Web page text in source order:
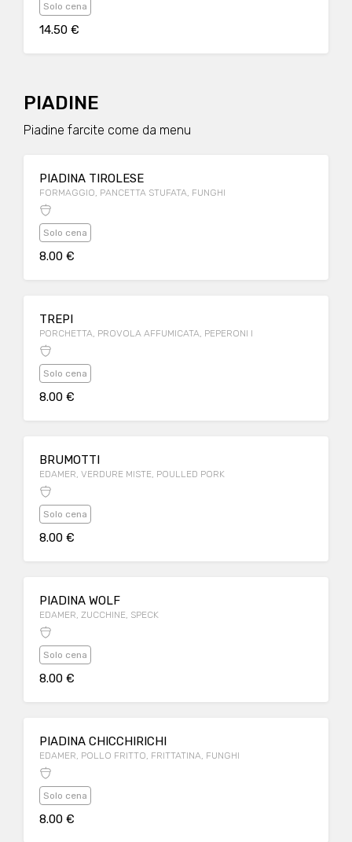
Solo cena
14.50 €
PIADINE
Piadine farcite come da menu
PIADINA TIROLESE
FORMAGGIO, PANCETTA STUFATA, FUNGHI
Solo cena
8.00 €
TREPI
PORCHETTA, PROVOLA AFFUMICATA, PEPERONI I
Solo cena
8.00 €
BRUMOTTI
EDAMER, VERDURE MISTE, POULLED PORK
Solo cena
8.00 €
PIADINA WOLF
EDAMER, ZUCCHINE, SPECK
Solo cena
8.00 €
PIADINA CHICCHIRICHI
EDAMER, POLLO FRITTO, FRITTATINA, FUNGHI
Solo cena
8.00 €